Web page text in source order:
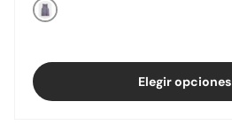
Bolígrafo azul
Elegir opciones